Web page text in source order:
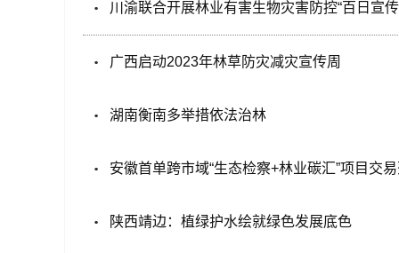
川渝联合开展林业有害生物灾害防控“百日宣传
广西启动2023年林草防灾减灾宣传周
湖南衡南多举措依法治林
安徽首单跨市域“生态检察+林业碳汇”项目交
陕西靖边：植绿护水绘就绿色发展底色